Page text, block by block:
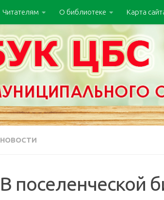
Читателям О библиотеке Карта
НОВОСТИ
В поселенческой